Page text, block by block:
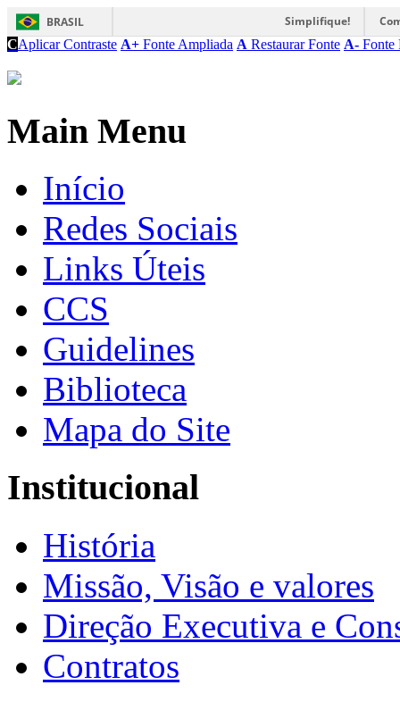
BRASIL Simplifique!
CAplicar Contraste A+ Fonte Ampliada A Restaurar Fonte A- Fonte
Main Menu
Início
Redes Sociais
Links Úteis
CCS
Guidelines
Biblioteca
Mapa do Site
Institucional
História
Missão, Visão e valores
Direção Executiva e
Contratos